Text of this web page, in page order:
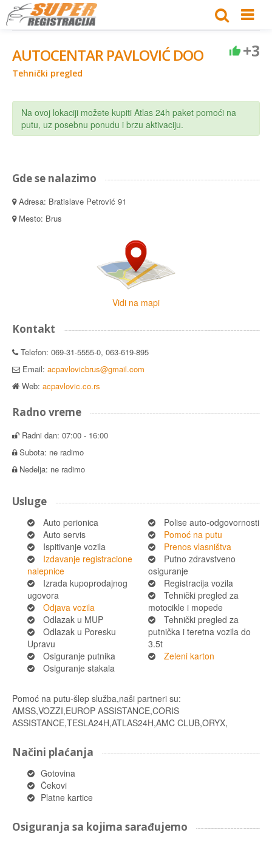
AUTOCENTAR PAVLOVIĆ DOO
Tehnički pregled
+3
Na ovoj lokaciji možete kupiti Atlas 24h paket pomoći na
putu, uz posebnu ponudu i brzu aktivaciju.
Gde se nalazimo
Adresa: Bratislave Petrović 91
Mesto: Brus
Vidi na mapi
Kontakt
Telefon: 069-31-5555-0, 063-619-895
Email: acpavlovicbrus@gmail.com
Web: acpavlovic.co.rs
Radno vreme
Radni dan: 07:00 - 16:00
Subota: ne radimo
Nedelja: ne radimo
Usluge
Auto perionica
Auto servis
Ispitivanje vozila
Izdavanje registracione
nalepnice
Izrada kupoprodajnog
ugovora
Odjava vozila
Odlazak u MUP
Odlazak u Poresku
Upravu
Osiguranje putnika
Osiguranje stakala
Polise auto-odgovornosti
Pomoć na putu
Prenos vlasništva
Putno zdravstveno
osiguranje
Registracija vozila
Tehnički pregled za
motocikle i mopede
Tehnički pregled za
putnička i teretna vozila do
3.5t
Zeleni karton
Pomoć na putu-šlep služba,naši partneri su:
AMSS,VOZZI,EUROP ASSISTANCE,CORIS
ASSISTANCE,TESLA24H,ATLAS24H,AMC CLUB,ORYX,
Načini plaćanja
Gotovina
Čekovi
Platne kartice
Osiguranja sa kojima sarađujemo